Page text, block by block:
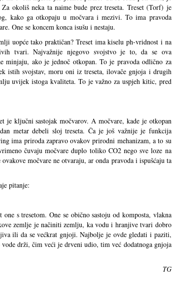
okoliš neka ta naime bude prez treseta. Treset (Torf) je
kako ga otkopaju u močvara i mezivi. To ima pravoda
One se koncem konca isušu i nestaju.
uopće tako praktičan? Treset ima kiselu ph-vridnost i na
tvari. Najvažnije njegovo svojstvo je to, da se ova
minjaju, ako je jednoč otkopan. To je pravoda odlično za
istih svojstav, moru oni iz treseta, ilovače gnjoja i drugih
uvijek istoga kvaliteta. To je važno za uspjeh kitic, pred
je ključni sastojak močvarov. A močvare, kade je otkopan
metar debeli sloj treseta. Ča je još važnije je funkcija
ima priroda zapravo ovakov prirodni mehanizam, a to su
čuvaju močvare duplo toliko CO2 nego sve loze na
močvare ne otvaraju, ar onda pravoda i ispušćaju ta
pitanje:
s tresetom. One se obično sastoju od komposta, vlakna
zemlje je načiniti zemlju, ka vodu i hranjive tvari dobro
ili da se većkrat gnjoji. Najbolje je ovde gledati i paziti,
drži, čim veći je drveni udio, tim već dodatnoga gnjoja
TG